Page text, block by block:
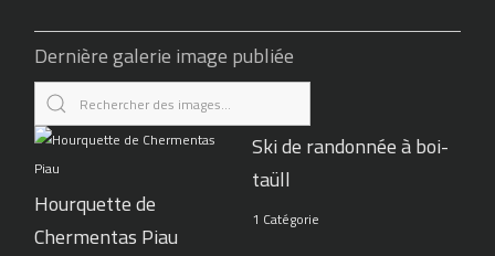
Dernière galerie image publiée
Hourquette de
Chermentas Piau
Ski de randonnée à boi-
taüll
1 Catégorie